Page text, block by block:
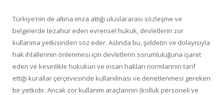
Türkiye’nin de altına imza attığı uluslararası sözleşme ve
belgelerde tezahür eden evrensel hukuk, devletlerin zor
kullanma yetkisinden söz eder. Aslında bu, şiddetin ve dolayısıyla
hak ihlallerinin önlenmesi için devletlerin sorumluluğuna işaret
eden ve kesinlikle hukukun ve insan hakları normlarının tarif
ettiği kurallar çerçevesinde kullanılması ve denetlenmesi gereken
bir yetkidir. Ancak zor kullanım araçlarının (kolluk personeli ve